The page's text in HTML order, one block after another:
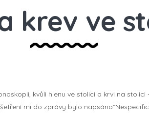
krev ve
kvůli hlenu ve stolici a krvi na
mi do zprávy bylo